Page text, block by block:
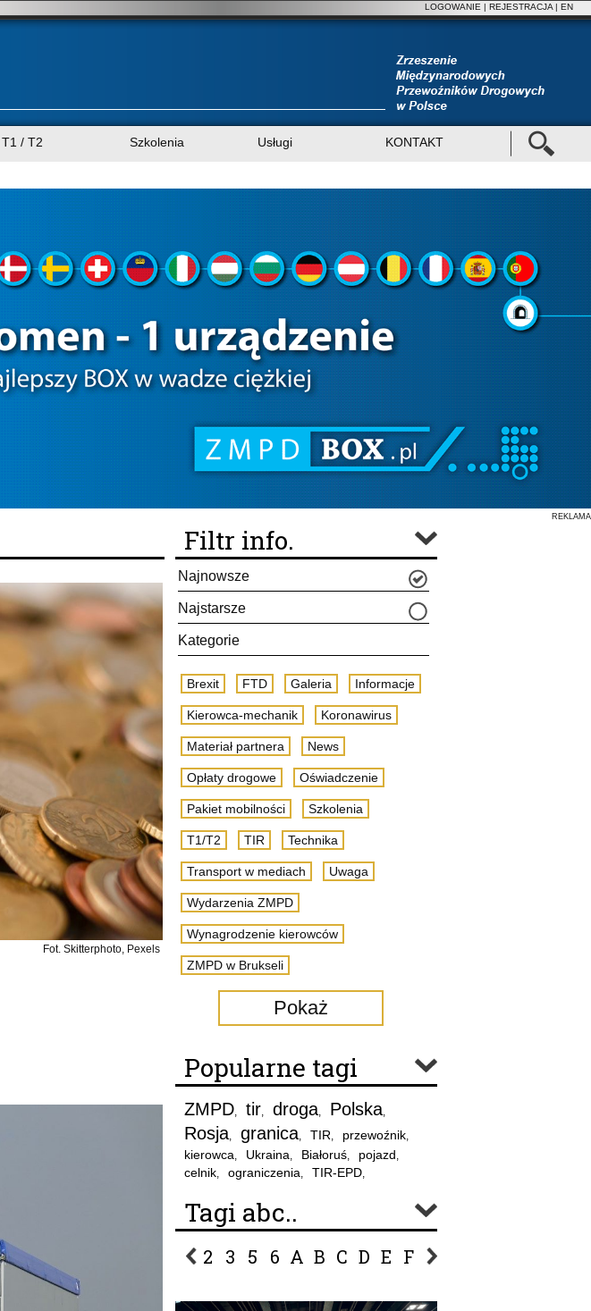
LOGOWANIE | REJESTRACJA | EN
T1 / T2 Szkolenia Usługi KONTAKT
REKLAMA
Fot. Skitterphoto, Pexels
Filtr info.
Najnowsze
Najstarsze
Kategorie
Brexit FTD Galeria Informacje
Kierowca-mechanik Koronawirus
Materiał partnera News
Opłaty drogowe Oświadczenie
Pakiet mobilności Szkolenia
T1/T2 TIR Technika
Transport w mediach Uwaga
Wydarzenia ZMPD
Wynagrodzenie kierowców
ZMPD w Brukseli
Pokaż
Popularne tagi
ZMPD, tir, droga, Polska,
Rosja, granica, TIR, przewoźnik,
kierowca, Ukraina, Białoruś, pojazd,
celnik, ograniczenia, TIR-EPD,
Tagi abc..
2 3 5 6 A B C D E F G